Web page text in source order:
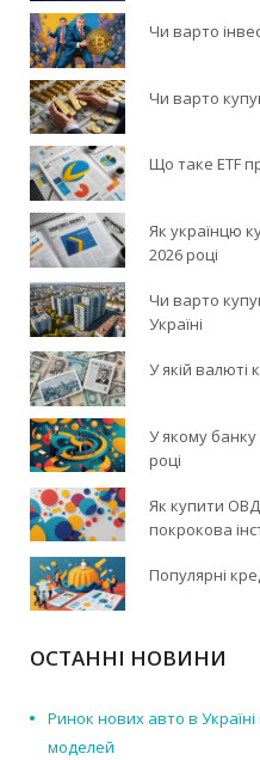
Чи варто
Чи варто
Що таке ETF
Як українцю
2026 році
Чи варто
Україні
У якій валюті
У якому банку
році
Як купити
покрокова
Популярні
ОСТАННІ НОВИНИ
Ринок нових авто в
моделей